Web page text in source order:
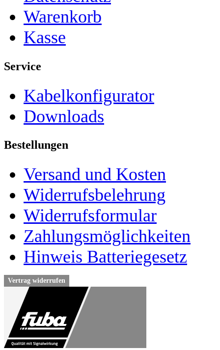
Warenkorb
Kasse
Service
Kabelkonfigurator
Downloads
Bestellungen
Versand und Kosten
Widerrufsbelehrung
Widerrufsformular
Zahlungsmöglichkeiten
Hinweis Batteriegesetz
Vertrag widerrufen